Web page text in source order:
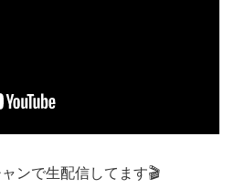
ンで生配信してます🎬